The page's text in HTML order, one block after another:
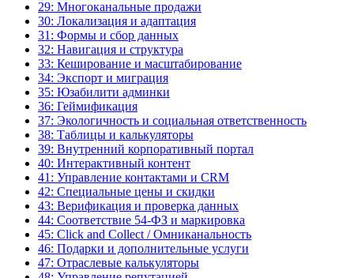
29: Многоканальные продажи
30: Локализация и адаптация
31: Формы и сбор данных
32: Навигация и структура
33: Кеширование и масштабирование
34: Экспорт и миграция
35: Юзабилити админки
36: Геймификация
37: Экологичность и социальная ответственность
38: Таблицы и калькуляторы
39: Внутренний корпоративный портал
40: Интерактивный контент
41: Управление контактами и CRM
42: Специальные цены и скидки
43: Верификация и проверка данных
44: Соответствие 54-ФЗ и маркировка
45: Click and Collect / Омниканальность
46: Подарки и дополнительные услуги
47: Отраслевые калькуляторы